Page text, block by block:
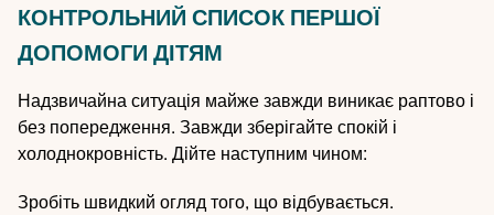
КОНТРОЛЬНИЙ СПИСОК ПЕРШОЇ
ДОПОМОГИ ДІТЯМ
Надзвичайна ситуація майже завжди виникає раптово і
без попередження. Завжди зберігайте спокій і
холоднокровність. Дійте наступним чином:
Зробіть швидкий огляд того, що відбувається.